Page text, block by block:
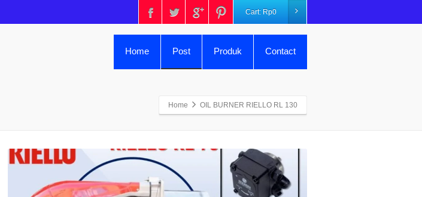
Cart: Rp0
Home Post Produk Contact
Home OIL BURNER RIELLO RL 130